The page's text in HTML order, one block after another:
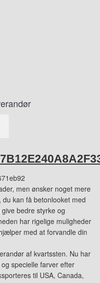
men ønsker noget mere
kan få betonlooket med
bedre styrke og
har rigelige muligheder
med at forvandle din
af kvartssten. Nu har
specielle farver efter
til USA, Canada,